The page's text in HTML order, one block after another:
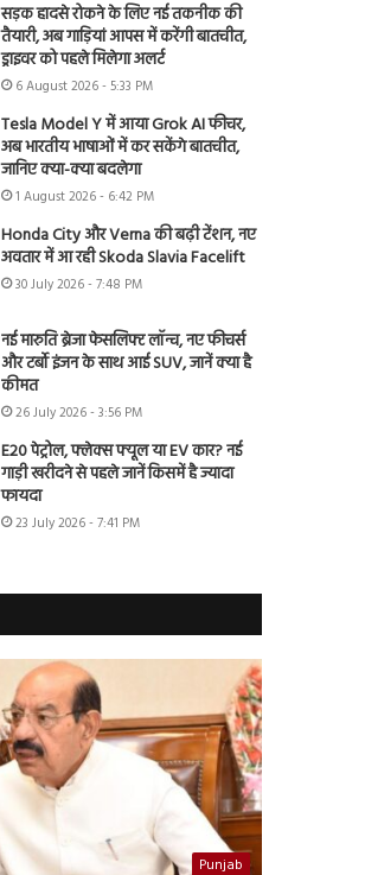
सड़क हादसे रोकने के लिए नई तकनीक की
तैयारी, अब गाड़ियां आपस में करेंगी बातचीत,
ड्राइवर को पहले मिलेगा अलर्ट
6 August 2026 - 5:33 PM
Tesla Model Y में आया Grok AI फीचर,
अब भारतीय भाषाओं में कर सकेंगे बातचीत,
जानिए क्या-क्या बदलेगा
1 August 2026 - 6:42 PM
Honda City और Verna की बढ़ी टेंशन, नए
अवतार में आ रही Skoda Slavia Facelift
30 July 2026 - 7:48 PM
नई मारुति ब्रेजा फेसलिफ्ट लॉन्च, नए फीचर्स
और टर्बो इंजन के साथ आई SUV, जानें क्या है
कीमत
26 July 2026 - 3:56 PM
E20 पेट्रोल, फ्लेक्स फ्यूल या EV कार? नई
गाड़ी खरीदने से पहले जानें किसमें है ज्यादा
फायदा
23 July 2026 - 7:41 PM
Punjab